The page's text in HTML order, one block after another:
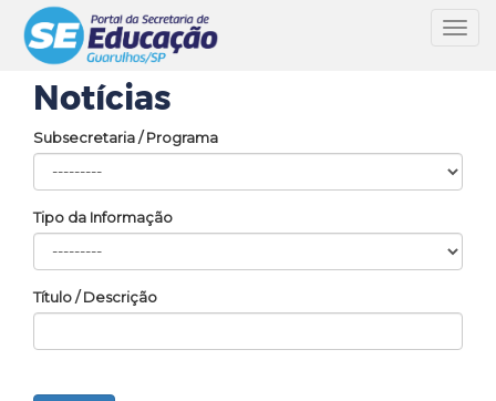
Notícias
Subsecretaria / Programa
Tipo da Informação
Título / Descrição